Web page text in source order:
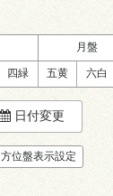
月盤
四緑 五黄 六白
日付変更
方位盤表示設定